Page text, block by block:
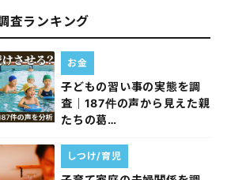
査ランキング
子どもの習い事の実態を調
査｜187件の声から見えた親
たちの葛…
お金
しつけ/育児